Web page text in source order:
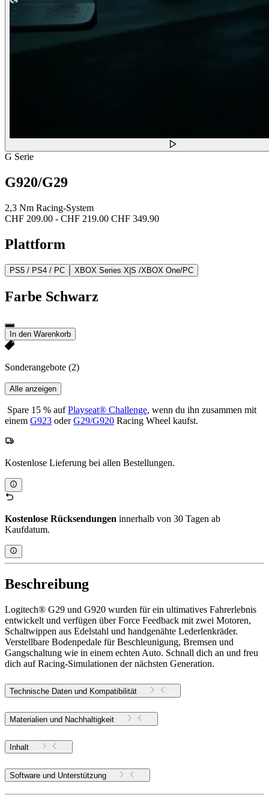
G Serie
G920/G29
2,3 Nm Racing-System
CHF 209.00 - CHF 219.00 CHF 349.90
Plattform
PS5 / PS4 / PC XBOX Series X|S /XBOX One/PC
Farbe Schwarz
In den Warenkorb
Sonderangebote (2)
Alle anzeigen
Spare 15 % aufPlayseat® Challenge, wenn du ihn zusammen mit
einem G923 oderG29/G920 Racing Wheel kaufst.
Kostenlose Lieferung bei allen Bestellungen.
Kostenlose Rücksendungen innerhalb von 30 Tagen ab
Kaufdatum.
Beschreibung
Logitech® G29 und G920 wurden für ein ultimatives Fahrerlebnis
entwickelt und verfügen über Force Feedback mit zwei Motoren,
Schaltwippen aus Edelstahl und handgenähte Lederlenkräder.
Verstellbare Bodenpedale für Beschleunigung, Bremsen und
Gangschaltung wie in einem echten Auto. Schnall dich an und freu
dich auf Racing-Simulationen der nächsten Generation.
Technische Daten und Kompatibilität
Materialien und Nachhaltigkeit
Inhalt
Software und Unterstützung